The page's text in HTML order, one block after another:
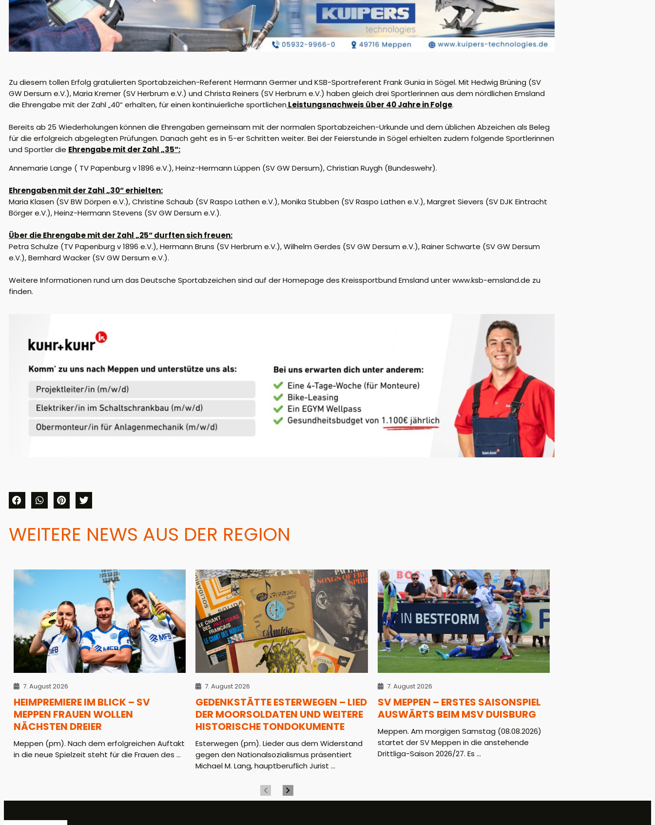
Zu diesem tollen Erfolg gratulierten Sportabzeichen-Referent Hermann Germer und KSB-Sportreferent Frank Gunia in Sögel. Mit Hedwig Brüning (SV
GW Dersum e.V.), Maria Kremer (SV Herbrum e.V.) und Christa Reiners (SV Herbrum e.V.) haben gleich drei Sportlerinnen aus dem nördlichen Emsland
die Ehrengabe mit der Zahl„40“ erhalten, für einen kontinuierliche sportlichen Leistungsnachweis über 40 Jahre in Folge.
Bereits ab 25 Wiederholungen können die Ehrengaben gemeinsam mit der normalen Sportabzeichen-Urkunde und dem üblichen Abzeichen als Beleg
für die erfolgreich abgelegten Prüfungen. Danach geht es in 5-er Schritten weiter. Bei der Feierstunde in Sögel erhielten zudem folgende Sportlerinnen
und Sportler die Ehrengabe mit der Zahl „35“:
Annemarie Lange ( TV Papenburg v 1896 e.V.), Heinz-Hermann Lüppen (SV GW Dersum), Christian Ruygh (Bundeswehr).
Ehrengaben mit der Zahl „30“ erhielten:
Maria Klasen (SV BW Dörpen e.V.), Christine Schaub (SV Raspo Lathen e.V.), Monika Stubben (SV Raspo Lathen e.V.), Margret Sievers (SV DJK Eintracht
Börger e.V.), Heinz-Hermann Stevens (SV GW Dersum e.V.).
Über die Ehrengabe mit der Zahl „25“ durften sich freuen:
Petra Schulze (TV Papenburg v1896 e.V.), Hermann Bruns (SV Herbrum e.V.), Wilhelm Gerdes (SV GW Dersum e.V.), Rainer Schwarte (SV GW Dersum
e.V.), Bernhard Wacker (SV GW Dersum e.V.).
Weitere Informationen rund um das Deutsche Sportabzeichen sind auf der Homepage des Kreissportbund Emsland unter www.ksb-emsland.de zu
finden.
WEITERE NEWS AUS DER REGION
7. August 2026
HEIMPREMIERE IM BLICK – SV
MEPPEN FRAUEN WOLLEN
NÄCHSTEN DREIER
Meppen (pm). Nach dem erfolgreichen Auftakt
in die neue Spielzeit steht für die Frauen des ...
7. August 2026
GEDENKSTÄTTE ESTERWEGEN – LIED
DER MOORSOLDATEN UND WEITERE
HISTORISCHE TONDOKUMENTE
Esterwegen (pm). Lieder aus dem Widerstand
gegen den Nationalsozialismus präsentiert
Michael M. Lang, hauptberuflich Jurist ...
7. August 2026
SV MEPPEN – ERSTES SAISONSPIEL
AUSWÄRTS BEIM MSV DUISBURG
Meppen. Am morgigen Samstag (08.08.2026)
startet der SV Meppen in die anstehende
Drittliga-Saison 2026/27. Es ...